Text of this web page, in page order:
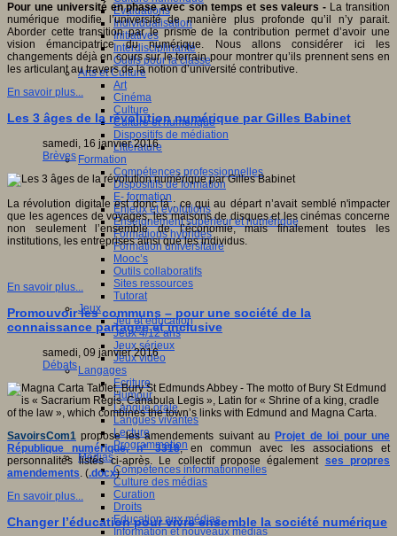
Evaluations
Individualisation
Initiatives
Interdisciplinarité
Outils pour la classe
Arts et Culture
Art
Cinéma
Culture
Culture et numérique
Dispositifs de médiation
Littérature
Formation
Compétences professionnelles
Dispositifs de formation
E- formation
Enjeux et évolutions
Enseignement supérieur et numérique
Formations hybrides
Formation universitaire
Mooc’s
Outils collaboratifs
Sites ressources
Tutorat
Jeux
Jeu et éducation
Jeux 4/12 ans
Jeux sérieux
Jeux vidéo
Langages
Ecriture
Humour
Langue orale
Langues vivantes
Lecture
Programmation
Médias
Compétences informationnelles
Culture des médias
Curation
Droits
Education aux médias
Information et nouveaux médias
Pour une université en phase avec son temps et ses valeurs - La transition
numérique modifie l’université de manière plus profonde qu’il n’y parait.
Aborder cette transition par le prisme de la contribution permet d’avoir une
vision émancipatrice du numérique. Nous allons considérer ici les
changements déjà en cours sur le terrain pour montrer qu’ils prennent sens en
les articulant au travers de la notion d’université contributive.
En savoir plus...
Les 3 âges de la révolution numérique par Gilles Babinet
samedi, 16 janvier 2016
Brèves
La révolution digitale est donc là : ce qui au départ n’avait semblé n'impacter
que les agences de voyages, les maisons de disques et les cinémas concerne
non seulement l’ensemble de l’économie, mais finalement toutes les
institutions, les entreprises ainsi que les individus.
En savoir plus...
Promouvoir les communs – pour une société de la
connaissance partagée et inclusive
samedi, 09 janvier 2016
Débats
SavoirsCom1 propose les amendements suivant au Projet de loi pour une
République numérique, n° 3318, en commun avec les associations et
personnalités listés ci-après. Le collectif propose également ses propres
amendements. (.docx)
En savoir plus...
Changer l’éducation pour vivre ensemble la société numérique